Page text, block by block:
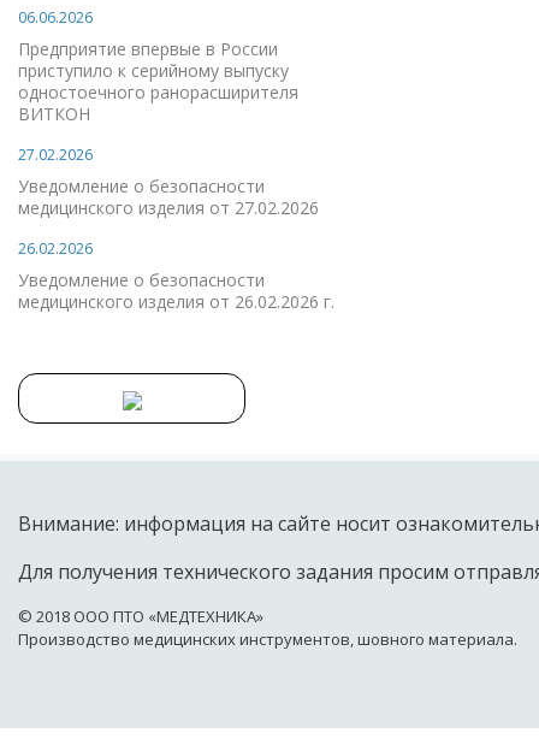
06.06.2026
Предприятие впервые в России
приступило к серийному выпуску
одностоечного ранорасширителя
ВИТКОН
27.02.2026
Уведомление о безопасности
медицинского изделия от 27.02.2026
26.02.2026
Уведомление о безопасности
медицинского изделия от 26.02.2026 г.
Внимание: информация на сайте носит
Для получения технического задания просим
© 2018 OOO ПТО «МЕДТЕХНИКА»
Производство медицинских инструментов, шовного материала.